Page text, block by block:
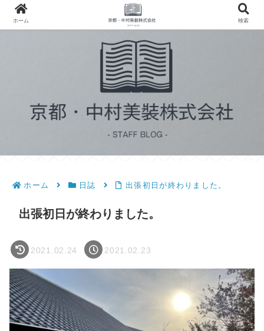
ホーム 日誌 出張初日が終わりました。
出張初日が終わりました。
2021.02.24 2021.02.23
ホーム 検索